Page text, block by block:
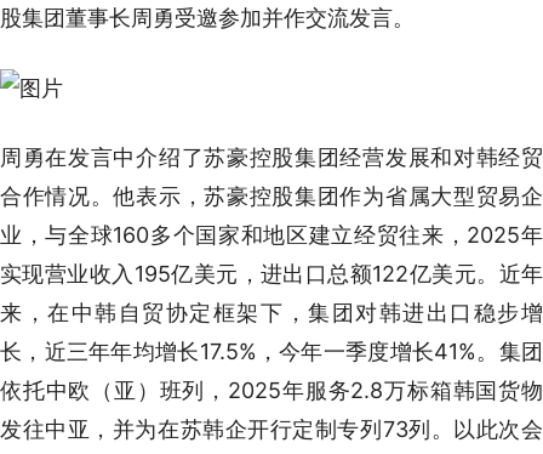
股集团董事长周勇受邀参加并作交流发言。
周勇在发言中介绍了苏豪控股集团经营发展和对韩经贸
合作情况。他表示，苏豪控股集团作为省属大型贸易企
业，与全球160多个国家和地区建立经贸往来，2025年
实现营业收入195亿美元，进出口总额122亿美元。近年
来，在中韩自贸协定框架下，集团对韩进出口稳步增
长，近三年年均增长17.5%，今年一季度增长41%。集团
依托中欧（亚）班列，2025年服务2.8万标箱韩国货物
发往中亚，并为在苏韩企开行定制专列73列。以此次会